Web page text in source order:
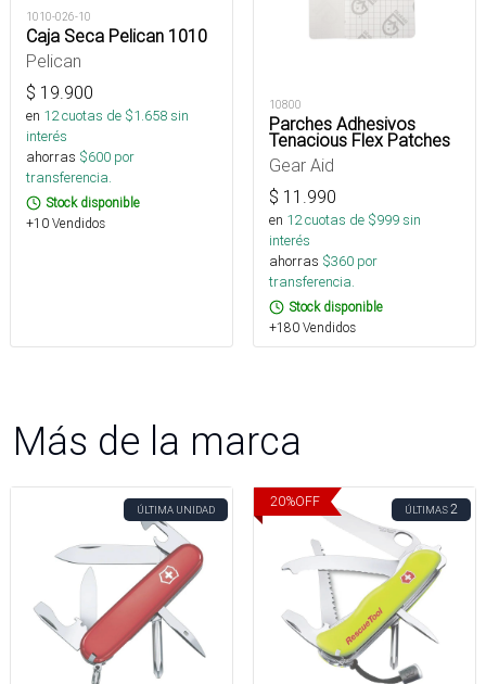
1010-026-10
Caja Seca Pelican 1010
Pelican
$ 19.900
en 12cuotas de $1.658sin
interés
ahorras $600 por
transferencia.
Stock disponible
+10 Vendidos
10800
Parches Adhesivos
Tenacious Flex Patches
Gear Aid
$ 11.990
en 12cuotas de $999sin
interés
ahorras $360 por
transferencia.
Stock disponible
+180 Vendidos
Más de la marca
ÚLTIMA UNIDAD
20%OFF
ÚLTIMAS2